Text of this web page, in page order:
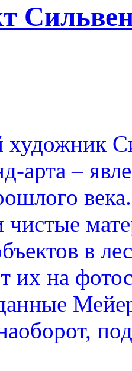
художник
арта –
чистые
в
их на